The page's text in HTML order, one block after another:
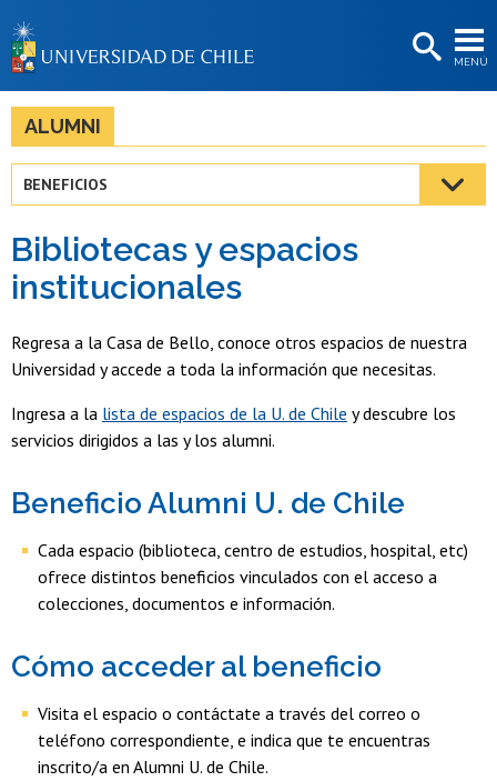
MENÚ
BIBLIOTECAS
Estudiantes
Académicas/os
Funcionarias/os
Egresadas/os
ALUMNI
BENEFICIOS
Bibliotecas y espacios
institucionales
Regresa a la Casa de Bello, conoce otros espacios de nuestra
Universidad y accede a toda la información que necesitas.
Ingresa a la lista de espacios de la U. de Chile y descubre los
servicios dirigidos a las y los alumni.
Beneficio Alumni U. de Chile
Cada espacio (biblioteca, centro de estudios, hospital, etc)
ofrece distintos beneficios vinculados con el acceso a
colecciones, documentos e información.
Cómo acceder al beneficio
Visita el espacio o contáctate a través del correo o
teléfono correspondiente, e indica que te encuentras
inscrito/a en Alumni U. de Chile.